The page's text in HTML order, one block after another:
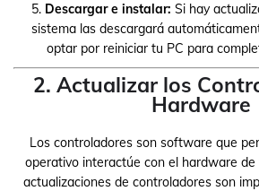
Descargar e instalar: Si hay
sistema las descargará
optar por reiniciar tu PC para
2. Actualizar los
Hardware
Los controladores son software que
operativo interactúe con el hardware
actualizaciones de controladores son